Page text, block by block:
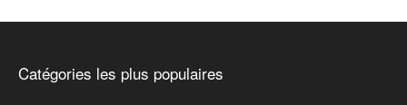
Catégories les plus populaires